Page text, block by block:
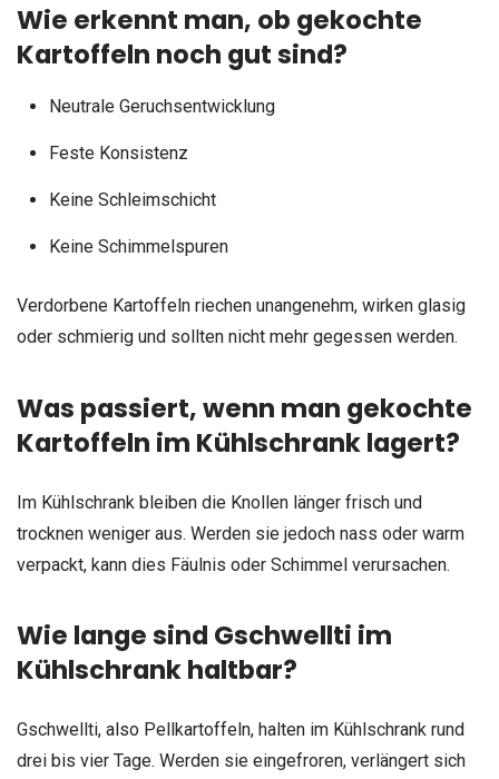
Wie erkennt man, ob gekochte
Kartoffeln noch gut sind?
Neutrale Geruchsentwicklung
Feste Konsistenz
Keine Schleimschicht
Keine Schimmelspuren
Verdorbene Kartoffeln riechen unangenehm, wirken glasig
oder schmierig und sollten nicht mehr gegessen werden.
Was passiert, wenn man gekochte
Kartoffeln im Kühlschrank lagert?
Im Kühlschrank bleiben die Knollen länger frisch und
trocknen weniger aus. Werden sie jedoch nass oder warm
verpackt, kann dies Fäulnis oder Schimmel verursachen.
Wie lange sind Gschwellti im
Kühlschrank haltbar?
Gschwellti, also Pellkartoffeln, halten im Kühlschrank rund
drei bis vier Tage. Werden sie eingefroren, verlängert sich